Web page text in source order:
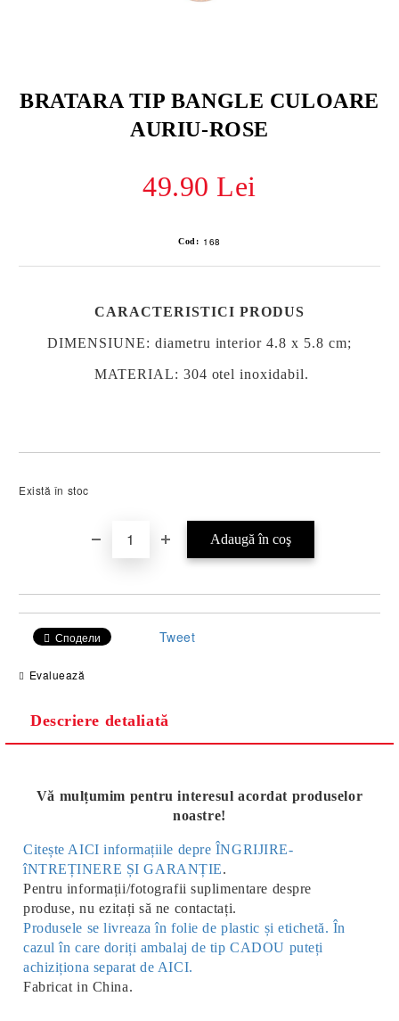
BRATARA TIP BANGLE CULOARE
AURIU-ROSE
49.90 Lei
Cod: 168
CARACTERISTICI PRODUS
DIMENSIUNE: diametru interior 4.8 x 5.8 cm;
MATERIAL: 304 otel inoxidabil.
Există în stoc
Сподели Tweet
Evaluează
Descriere detaliată
Vă mulțumim pentru interesul acordat produselor
noastre!
Citește AICI informațiile depre ÎNGRIJIRE-
îNTREȚINERE ȘI GARANȚIE.
Pentru informații/fotografii suplimentare despre
produse, nu ezitați să ne contactați.
Produsele se livreaza în folie de plastic și etichetă. În
cazul în care doriți ambalaj de tip CADOU puteți
achiziționa separat de AICI.
Fabricat in China.